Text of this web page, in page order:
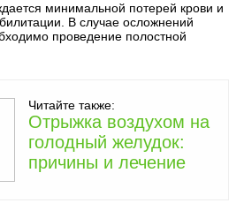
минимальной потерей крови и
В случае осложнений
проведение полостной
Читайте также:
Отрыжка воздухом на
голодный желудок:
причины и лечение